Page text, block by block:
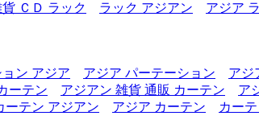
ＣＤ ラック ラック アジアン アジア
ン アジア アジア パーテーション
アジ
ーテン アジアン 雑貨 通販 カーテン
ア
ーテン アジアン アジア カーテン
カー